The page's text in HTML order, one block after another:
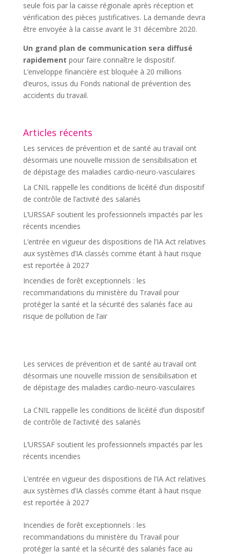
seule fois par la caisse régionale après réception et
vérification des pièces justificatives. La demande devra
être envoyée à la caisse avant le 31 décembre 2020.
Un grand plan de communication sera diffusé
rapidement pour faire connaître le dispositif.
L’enveloppe financière est bloquée à 20 millions
d’euros, issus du Fonds national de prévention des
accidents du travail.
Articles récents
Les services de prévention et de santé au travail ont
désormais une nouvelle mission de sensibilisation et
de dépistage des maladies cardio-neuro-vasculaires
La CNIL rappelle les conditions de licéité d’un dispositif
de contrôle de l’activité des salariés
L’URSSAF soutient les professionnels impactés par les
récents incendies
L’entrée en vigueur des dispositions de l’IA Act relatives
aux systèmes d’IA classés comme étant à haut risque
est reportée à 2027
Incendies de forêt exceptionnels : les
recommandations du ministère du Travail pour
protéger la santé et la sécurité des salariés face au
risque de pollution de l’air
Les services de prévention et de santé au travail ont
désormais une nouvelle mission de sensibilisation et
de dépistage des maladies cardio-neuro-vasculaires
La CNIL rappelle les conditions de licéité d’un dispositif
de contrôle de l’activité des salariés
L’URSSAF soutient les professionnels impactés par les
récents incendies
L’entrée en vigueur des dispositions de l’IA Act relatives
aux systèmes d’IA classés comme étant à haut risque
est reportée à 2027
Incendies de forêt exceptionnels : les
recommandations du ministère du Travail pour
protéger la santé et la sécurité des salariés face au